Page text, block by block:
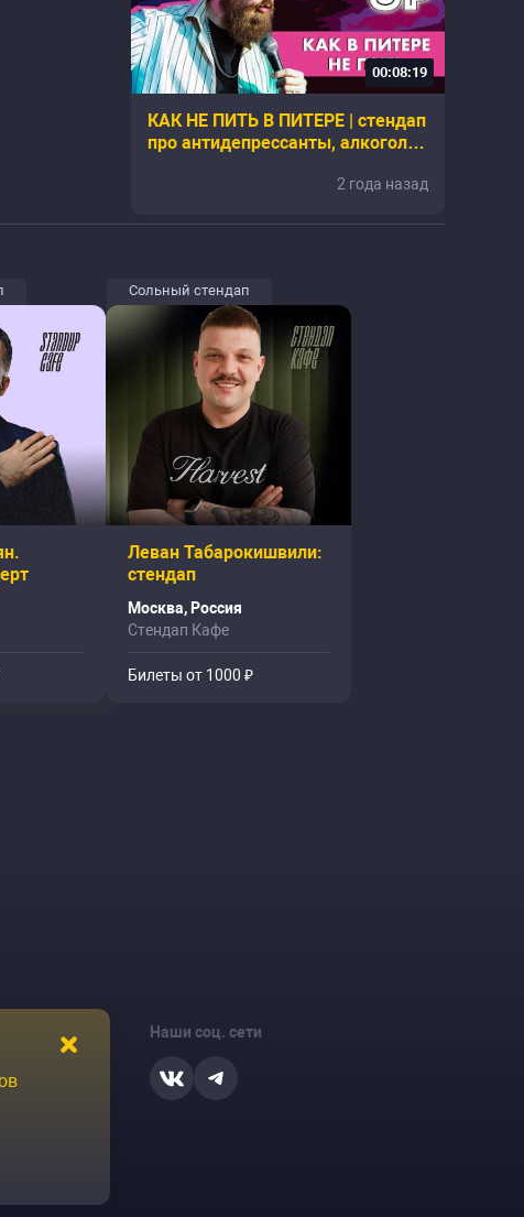
00:08:19
КАК НЕ ПИТЬ В ПИТЕРЕ | стендап
про антидепрессанты, алкоголь
2 года назад
Сольный стендап
Леван Табарокишвили:
стендап
Москва, Россия
Стендап Кафе
Билеты от 1000 ₽
Наши соц. сети